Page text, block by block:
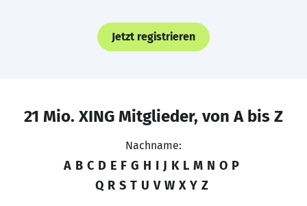
Jetzt registrieren
21 Mio. XING Mitglieder, von A bis Z
Nachname:
A B C D E F G H I J K L M N O P
Q R S T U V W X Y Z